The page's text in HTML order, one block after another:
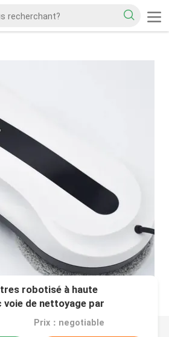
robotisé à haute
de nettoyage par
Prix：negotiable